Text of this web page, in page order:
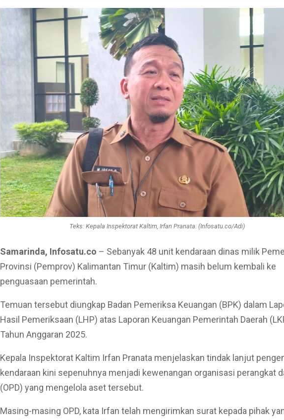
Teks: Kepala Inspektorat Kaltim, Irfan Pranata. (Infosatu.co/Adi)
Samarinda, Infosatu.co – Sebanyak 48 unit kendaraan dinas milik
Provinsi (Pemprov) Kalimantan Timur (Kaltim) masih belum kembali ke
penguasaan pemerintah.
Temuan tersebut diungkap Badan Pemeriksa Keuangan (BPK) dalam
Hasil Pemeriksaan (LHP) atas Laporan Keuangan Pemerintah Daerah
Tahun Anggaran 2025.
Kepala Inspektorat Kaltim Irfan Pranata menjelaskan tindak lanjut
kendaraan kini sepenuhnya menjadi kewenangan organisasi perangkat
(OPD) yang mengelola aset tersebut.
Masing-masing OPD, kata Irfan telah mengirimkan surat kepada pihak